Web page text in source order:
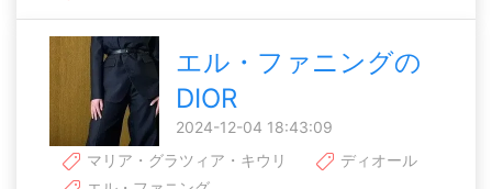
エル・ファニングの
DIOR
2024-12-04 18:43:09
マリア・グラツィア・キウリ
ディオール